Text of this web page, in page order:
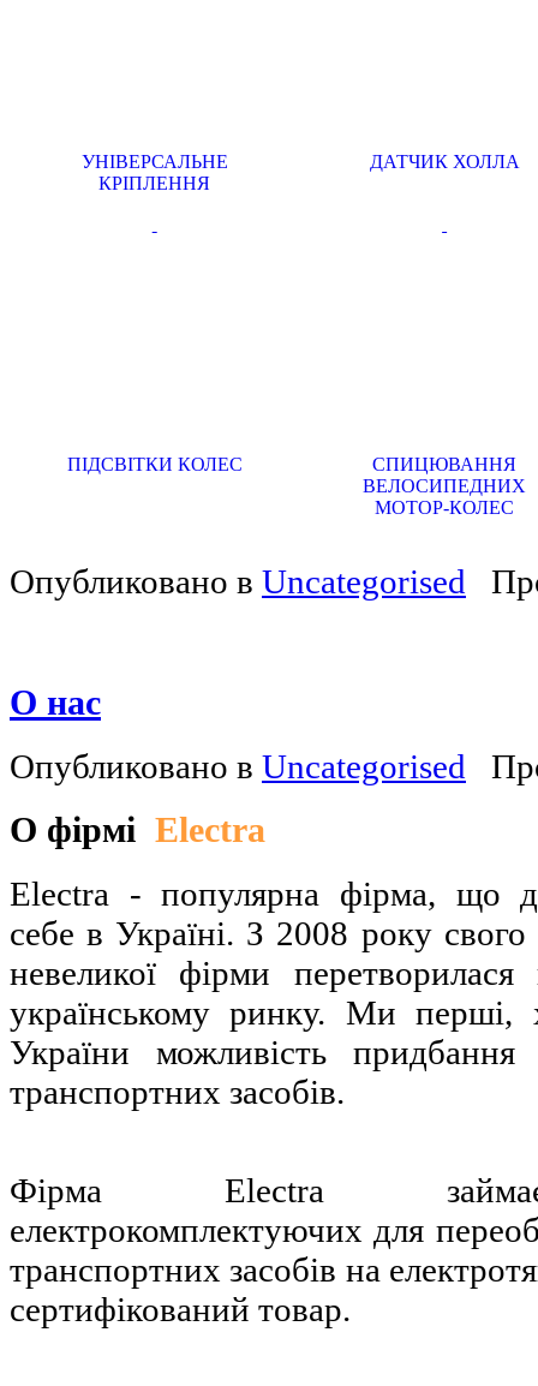
УНІВЕРСАЛЬНЕ
КРІПЛЕННЯ
ДАТЧИК ХОЛЛА
ПІДСВІТКИ КОЛЕС
СПИЦЮВАННЯ
ВЕЛОСИПЕДНИХ
МОТОР-КОЛЕС
Опубликовано в Uncategorised
О нас
Опубликовано в Uncategorised
О фірмі Electra
Electra - популярна фірма, що
себе в Україні. З 2008 року
невеликої фірми
українському ринку. Ми перші,
України можливість придбання
транспортних засобів.
Фірма Electra
електрокомплектуючих для
транспортних засобів на
сертифікований товар.